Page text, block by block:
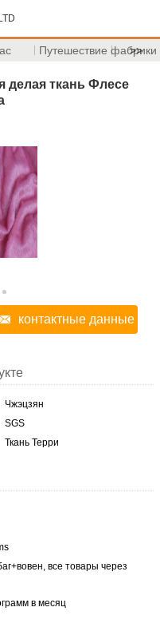
Путешествие фабрики
>>
делая ткань Флесе
контактные данные
Чжэцзян
SGS
Ткань Терри
все товары через
в месяц